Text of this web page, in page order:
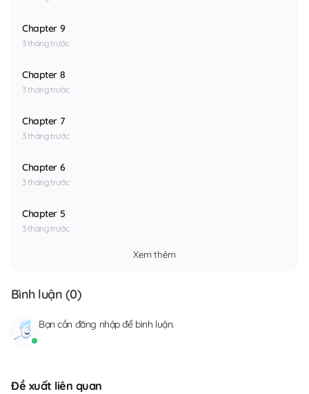
Chapter 9
3 tháng trước
Chapter 8
3 tháng trước
Chapter 7
3 tháng trước
Chapter 6
3 tháng trước
Chapter 5
3 tháng trước
Xem thêm
Bình luận (0)
Bạn cần đăng nhậpđể bình luận.
Đề xuất liên quan